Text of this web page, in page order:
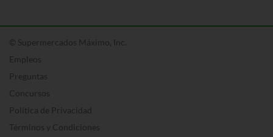
© Supermercados Máximo, Inc.
Empleos
Preguntas
Concursos
Política de Privacidad
Términos y Condiciones